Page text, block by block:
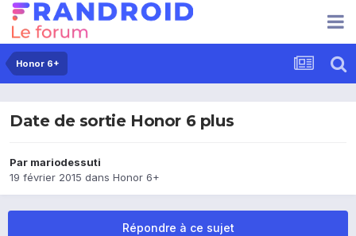
Honor 6+
Date de sortie Honor 6 plus
Par mariodessuti
19 février 2015 dans Honor 6+
Répondre à ce sujet